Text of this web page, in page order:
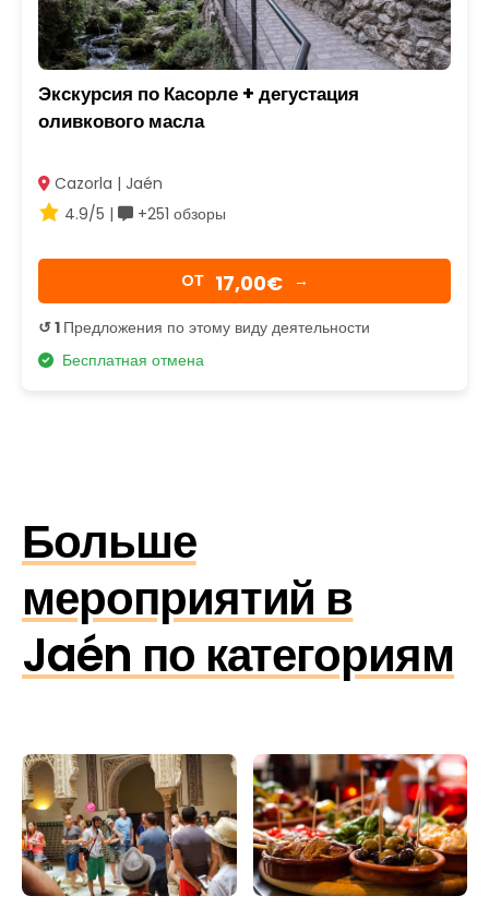
Экскурсия по Касорле + дегустация
оливкового масла
Cazorla | Jaén
4.9/5 |
+251 обзоры
OТ 17,00€ →
↺ 1 Предложения по этому виду деятельности
Бесплатная отмена
Больше
мероприятий в
Jaén по категориям